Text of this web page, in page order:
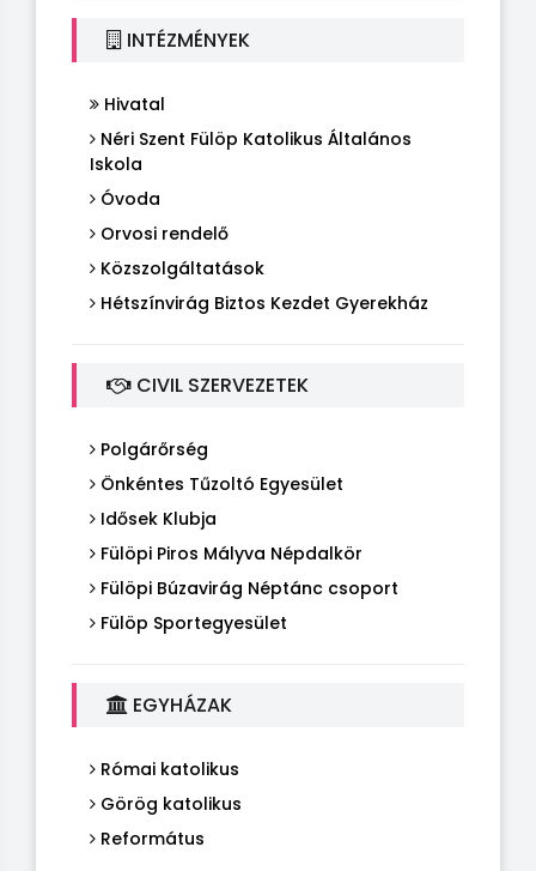
INTÉZMÉNYEK
Hivatal
Néri Szent Fülöp Katolikus Általános
Iskola
Óvoda
Orvosi rendelő
Közszolgáltatások
Hétszínvirág Biztos Kezdet Gyerekház
CIVIL SZERVEZETEK
Polgárőrség
Önkéntes Tűzoltó Egyesület
Idősek Klubja
Fülöpi Piros Mályva Népdalkör
Fülöpi Búzavirág Néptánc csoport
Fülöp Sportegyesület
EGYHÁZAK
Római katolikus
Görög katolikus
Református